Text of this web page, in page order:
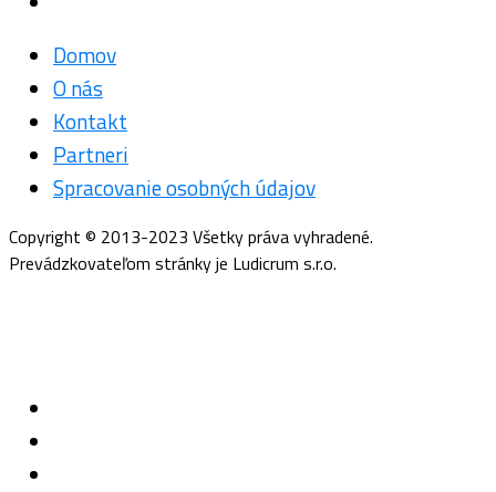
Domov
O nás
Kontakt
Partneri
Spracovanie osobných údajov
Copyright © 2013-2023 Všetky práva vyhradené.
Prevádzkovateľom stránky je Ludicrum s.r.o.